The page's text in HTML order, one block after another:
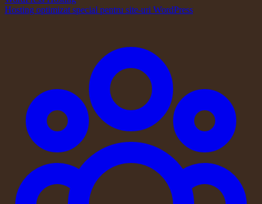
Hosting optimizat special pentru site-uri WordPress